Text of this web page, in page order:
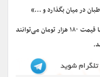
در میان بگذارد و …»
علاقه‌مندان برای تهیه بلیت این اثر نمایشی با قیمت ۱۸۰ هزار تومان می‌توانند